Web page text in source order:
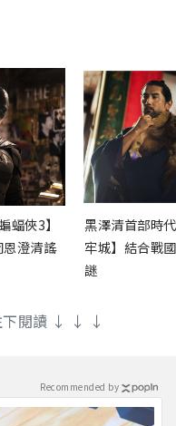
蝠俠3】
澄清謠
黑澤清首部時
牢城】結合戰
謎
下閱讀 ↓ ↓ ↓
Recommended by